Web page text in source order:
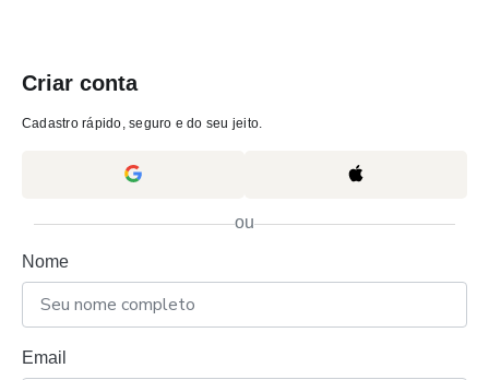
Criar conta
Cadastro rápido, seguro e do seu jeito.
ou
Nome
Email